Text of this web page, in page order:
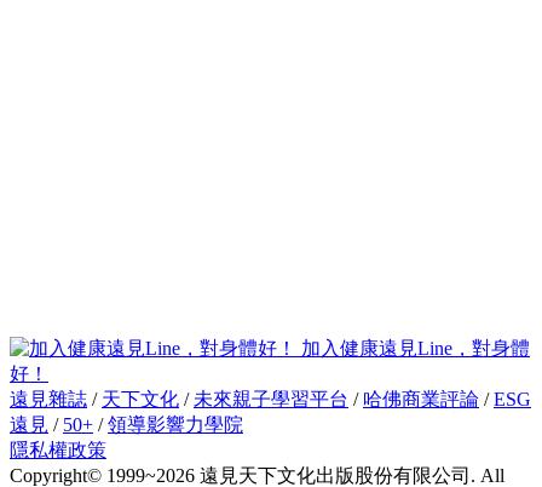
加入健康遠見Line，對身體
好！
遠見雜誌 / 天下文化 / 未來親子學習平台 / 哈佛商業評論 /ESG
遠見 / 50+ /領導影響力學院
隱私權政策
Copyright© 1999~2026 遠見天下文化出版股份有限公司. All